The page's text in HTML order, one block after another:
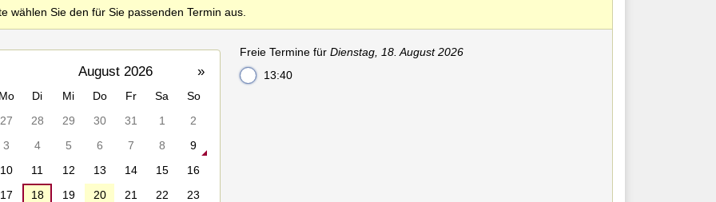
wählen Sie den für Sie passenden Termin aus.
August 2026 »
Di Mi Do Fr Sa
So
27
28 29 30 31 1
2
3
4 5 6 7 8
9
10
11 12 13 14 15
16
17
18 19 20 21 22
23
Freie Termine fürDienstag, 18. August 2026
13:40